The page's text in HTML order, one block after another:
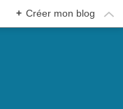
+ Créer mon blog